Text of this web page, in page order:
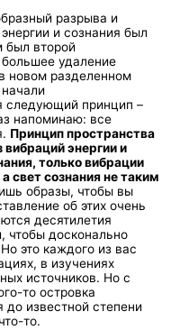
разрыва и
и сознания был
был второй
удаление
новом разделенном
следующий принцип –
напоминаю: все
Принцип пространства
вибраций энергии и
только вибрации
свет сознания не таким
образы, чтобы вы
об этих очень
десятилетия
чтобы досконально
это каждого из вас
в изучениях
источников. Но с
то островка
известной степени
то.